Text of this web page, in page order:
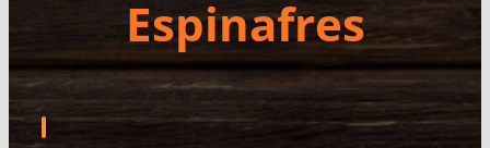
Espinafres